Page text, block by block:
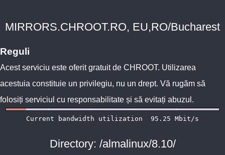
MIRRORS.CHROOT.RO, EU,RO/Bucharest
Reguli
Acest serviciu este oferit gratuit de CHROOT. Utilizarea
acestuia constituie un privilegiu, nu un drept. Vă rugăm să
folosiți serviciul cu responsabilitate și să evitați abuzul.
Directory: /almalinux/8.10/